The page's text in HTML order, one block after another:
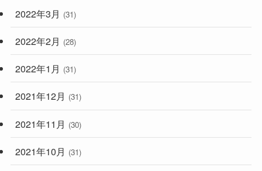
2022年3月 (31)
2022年2月 (28)
2022年1月 (31)
2021年12月 (31)
2021年11月 (30)
2021年10月 (31)